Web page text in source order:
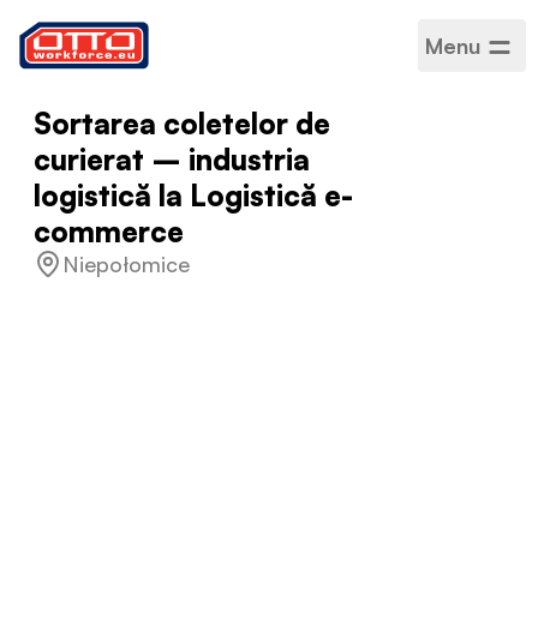
Menu
Sortarea coletelor de
curierat – industria
logistică la Logistică e-
commerce
Niepołomice